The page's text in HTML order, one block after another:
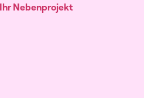
Nebenprojekt